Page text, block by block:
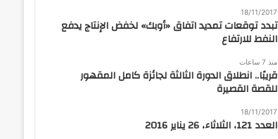
18/11/2017
تبدد توقعات تمديد اتفاق «أوبك» لخفض الإنتاج يدفع
النفط للارتفاع
منذ 7 ساعات
قريبًا.. انطلاق الدورة الثالثة لجائزة كامل المقهور
للقصة القصيرة
18/11/2017
العدد 121، الثلاثاء، 26 يناير 2016